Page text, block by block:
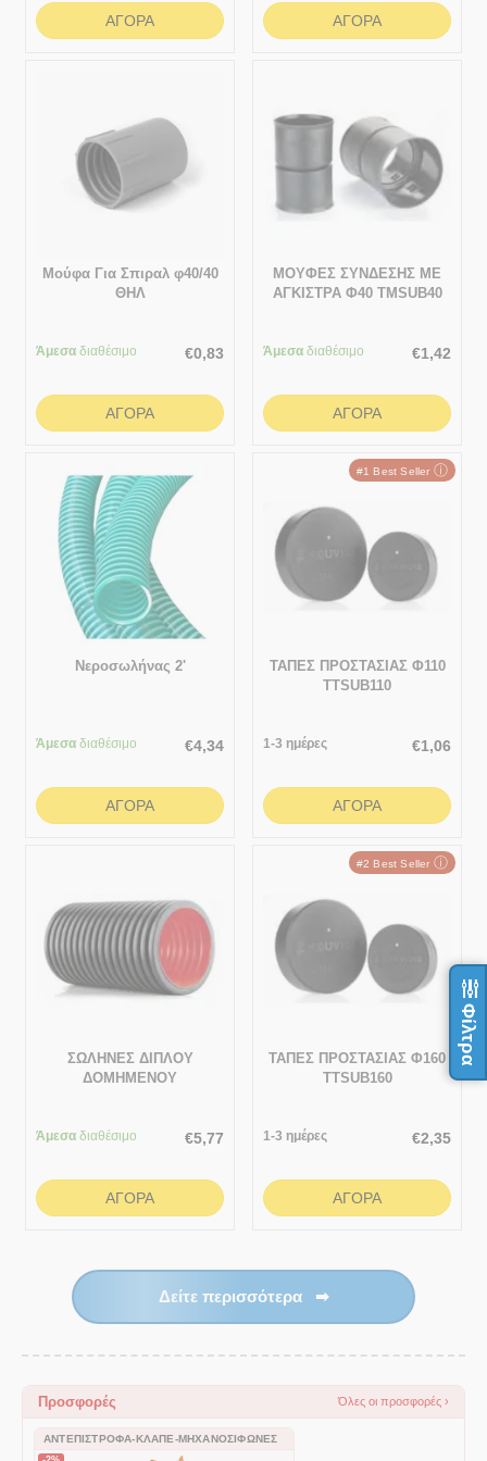
Φίλτρα
ΑΓΟΡΆ ΑΓΟΡΆ
Μούφα Για Σπιραλ φ40/40
ΘΗΛ
Άμεσα διαθέσιμο €0,83
ΑΓΟΡΆ
ΜΟΥΦΕΣ ΣΥΝΔΕΣΗΣ ΜΕ
ΑΓΚΙΣΤΡΑ Φ40 TMSUB40
Άμεσα διαθέσιμο €1,42
ΑΓΟΡΆ
Νεροσωλήνας 2'
Άμεσα διαθέσιμο €4,34
ΑΓΟΡΆ
#1 Best Seller ⓘ
ΤΑΠΕΣ ΠΡΟΣΤΑΣΙΑΣ Φ110
TTSUB110
1-3 ημέρες €1,06
ΑΓΟΡΆ
ΣΩΛΗΝΕΣ ΔΙΠΛΟΥ
ΔΟΜΗΜΕΝΟΥ
160/138.4
Άμεσα διαθέσιμο €5,77
ΑΓΟΡΆ
#2 Best Seller ⓘ
ΤΑΠΕΣ ΠΡΟΣΤΑΣΙΑΣ Φ160
TTSUB160
1-3 ημέρες €2,35
ΑΓΟΡΆ
Δείτε περισσότερα ➡
Προσφορές Όλες οι προσφορές ›
ΑΝΤΕΠΊΣΤΡΟΦΑ-ΚΛΑΠΈ-ΜΗΧΑΝΟΣΊΦΩΝΕΣ